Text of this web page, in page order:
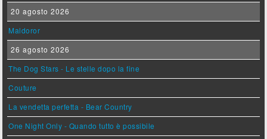
20 agosto 2026
Maldoror
26 agosto 2026
The Dog Stars - Le stelle dopo la fine
Couture
La vendetta perfetta - Bear Country
One Night Only - Quando tutto è possibile